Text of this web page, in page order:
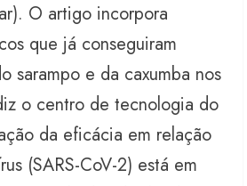
O artigo incorpora
que já conseguiram
sarampo e da caxumba nos
o centro de tecnologia do
da eficácia em relação
(SARS-CoV-2) está em